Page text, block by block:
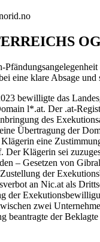
eine klare Absage
bewilligte das
l*.at. Der .at-
des
Übertragung der
eine
Klägerin sei
– Gesetzen von
der
an Nic.at als
der
zwei
beantragte der